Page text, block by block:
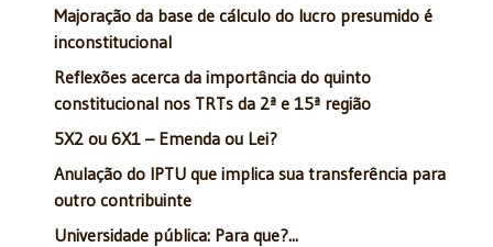
Majoração da base de cálculo do lucro presumido é
inconstitucional
Reflexões acerca da importância do quinto
constitucional nos TRTs da 2ª e 15ª região
5X2 ou 6X1 – Emenda ou Lei?
Anulação do IPTU que implica sua transferência para
outro contribuinte
Universidade pública: Para que?...